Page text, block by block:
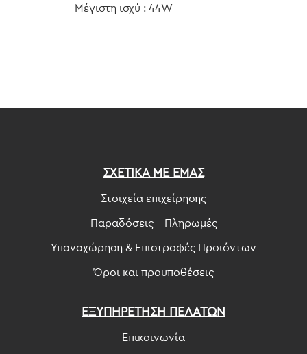
Μέγιστη ισχύ : 44W
ΣΧΕΤΙΚΑ ΜΕ ΕΜΑΣ
Στοιχεία επιχείρησης
Παραδόσεις - Πληρωμές
Υπαναχώρηση & Επιστροφές Προϊόντων
Όροι και προυποθέσεις
ΕΞΥΠΗΡΕΤΗΣΗ ΠΕΛΑΤΩΝ
Επικοινωνία